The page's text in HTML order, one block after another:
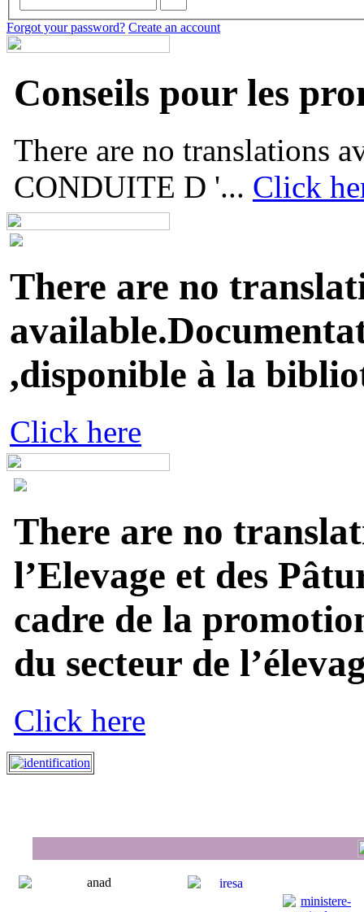
Forgot your password? Create an account
Conseils pour les
There are no translations
CONDUITE D '... Click
There are no
,disponible à la
Click here
There are no
l’Elevage et des
cadre de la
du secteur de
Click here